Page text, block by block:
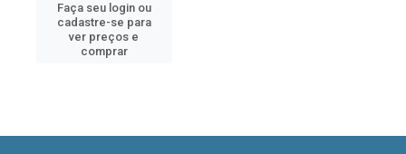
Faça seu login ou
cadastre-se para
ver preços e
comprar